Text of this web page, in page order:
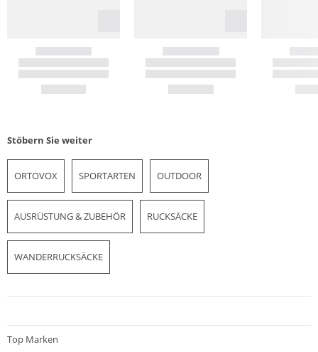
Stöbern Sie weiter
ORTOVOX SPORTARTEN OUTDOOR
AUSRÜSTUNG & ZUBEHÖR RUCKSÄCKE
WANDERRUCKSÄCKE
Top Marken